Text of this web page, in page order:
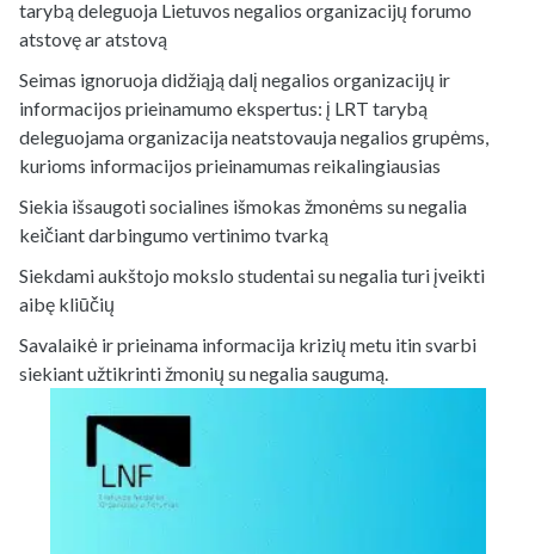
tarybą deleguoja Lietuvos negalios organizacijų forumo
atstovę ar atstovą
Seimas ignoruoja didžiąją dalį negalios organizacijų ir
informacijos prieinamumo ekspertus: į LRT tarybą
deleguojama organizacija neatstovauja negalios grupėms,
kurioms informacijos prieinamumas reikalingiausias
Siekia išsaugoti socialines išmokas žmonėms su negalia
keičiant darbingumo vertinimo tvarką
Siekdami aukštojo mokslo studentai su negalia turi įveikti
aibę kliūčių
Savalaikė ir prieinama informacija krizių metu itin svarbi
siekiant užtikrinti žmonių su negalia saugumą.